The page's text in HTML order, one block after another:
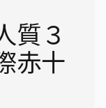
質３
赤十